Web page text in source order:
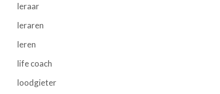
leraar
leraren
leren
life coach
loodgieter